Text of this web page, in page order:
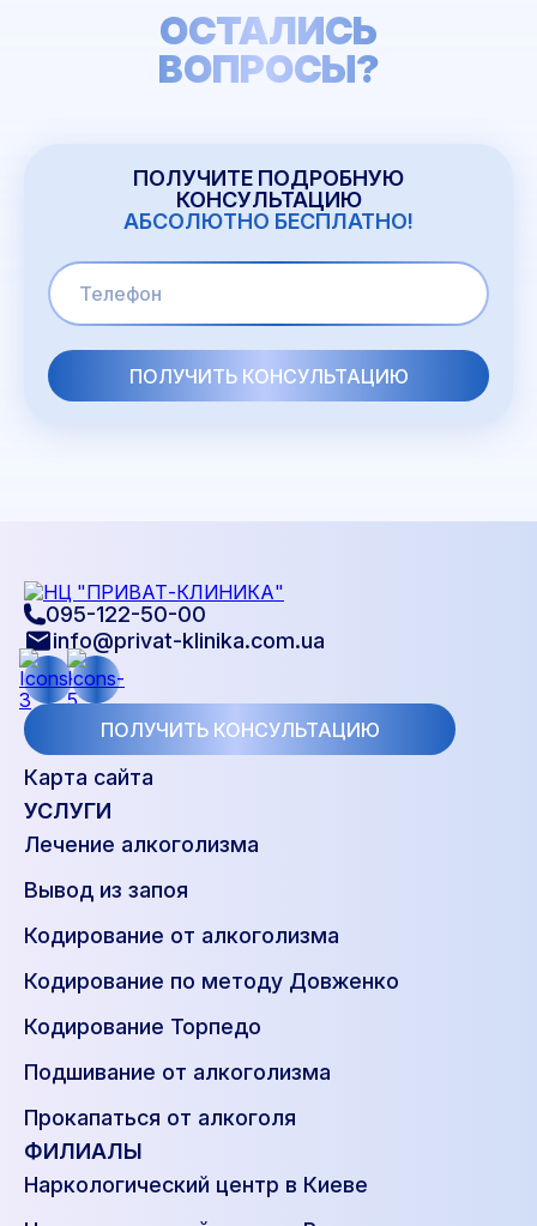
ОСТАЛИСЬ
ВОПРОСЫ?
ПОЛУЧИТЕ ПОДРОБНУЮ
КОНСУЛЬТАЦИЮ
АБСОЛЮТНО БЕСПЛАТНО!
095-122-50-00
info@privat-klinika.com.ua
ПОЛУЧИТЬ КОНСУЛЬТАЦИЮ
Карта сайта
УСЛУГИ
Лечение алкоголизма
Вывод из запоя
Кодирование от алкоголизма
Кодирование по методу Довженко
Кодирование Торпедо
Подшивание от алкоголизма
Прокапаться от алкоголя
ФИЛИАЛЫ
Наркологический центр в Киеве